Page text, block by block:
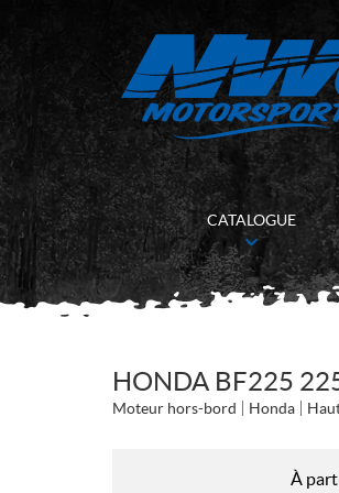
CATALOGUE
HONDA BF225
Moteur hors-bord Honda
À